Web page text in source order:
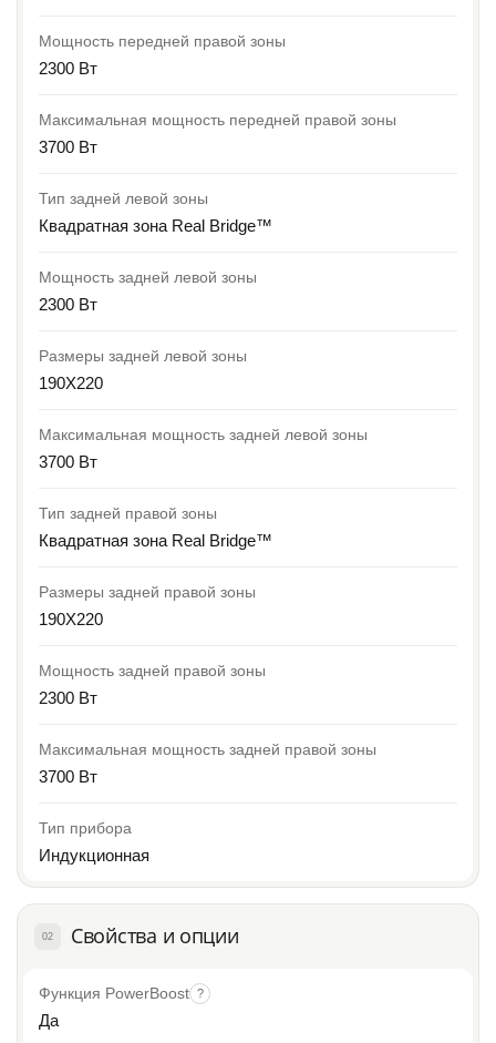
Мощность передней правой зоны
2300 Вт
Максимальная мощность передней правой зоны
3700 Вт
Тип задней левой зоны
Квадратная зона Real Bridge™
Мощность задней левой зоны
2300 Вт
Размеры задней левой зоны
190X220
Максимальная мощность задней левой зоны
3700 Вт
Тип задней правой зоны
Квадратная зона Real Bridge™
Размеры задней правой зоны
190X220
Мощность задней правой зоны
2300 Вт
Максимальная мощность задней правой зоны
3700 Вт
Тип прибора
Индукционная
02 Свойства и опции
Функция PowerBoost ?
Да